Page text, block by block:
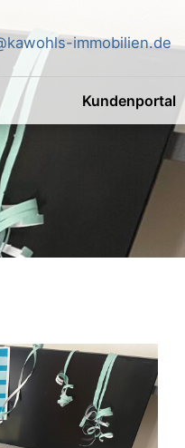
immobilien.de
Kundenportal